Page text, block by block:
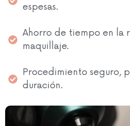
espesas.
Ahorro de tiempo en la
maquillaje.
Procedimiento seguro,
duración.